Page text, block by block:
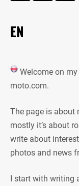
EN
Welcome on
moto.com.
The page is about
mostly it’s about
write about
photos and news
I start with